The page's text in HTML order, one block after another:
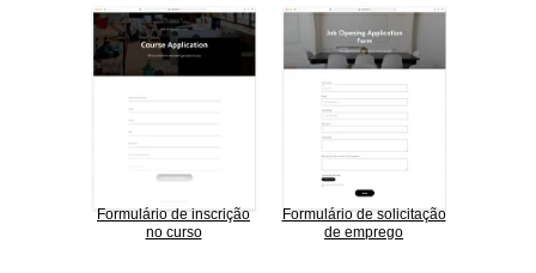
Formulário de inscrição
no curso
Formulário de solicitação
de emprego